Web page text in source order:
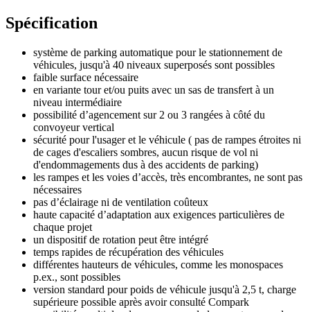
Spécification
système de parking automatique pour le stationnement de
véhicules, jusqu'à 40 niveaux superposés sont possibles
faible surface nécessaire
en variante tour et/ou puits avec un sas de transfert à un
niveau intermédiaire
possibilité d’agencement sur 2 ou 3 rangées à côté du
convoyeur vertical
sécurité pour l'usager et le véhicule ( pas de rampes étroites ni
de cages d'escaliers sombres, aucun risque de vol ni
d'endommagements dus à des accidents de parking)
les rampes et les voies d’accès, très encombrantes, ne sont pas
nécessaires
pas d’éclairage ni de ventilation coûteux
haute capacité d’adaptation aux exigences particulières de
chaque projet
un dispositif de rotation peut être intégré
temps rapides de récupération des véhicules
différentes hauteurs de véhicules, comme les monospaces
p.ex., sont possibles
version standard pour poids de véhicule jusqu'à 2,5 t, charge
supérieure possible après avoir consulté Compark